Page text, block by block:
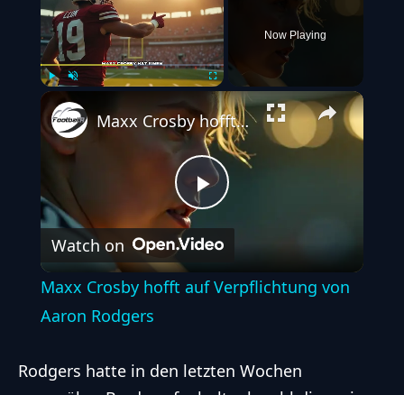
Fullscreen
Now Playing
Play
Video
Maxx Crosby hofft auf Verpflichtung von Aaron Rodgers
Watch on
Maxx Crosby hofft auf Verpflichtung von
Aaron Rodgers
Rodgers hatte in den letzten Wochen